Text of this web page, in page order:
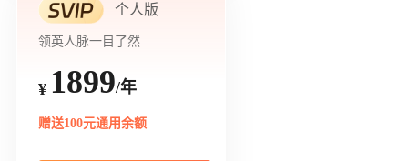
个人版
领英人脉一目了然
¥ 1899/年
赠送100元通用余额